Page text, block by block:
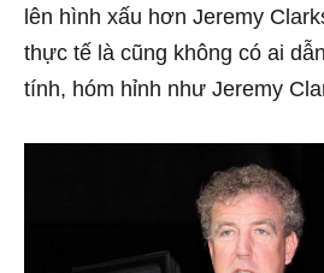
lên hình xấu hơn Jeremy
thực tế là cũng không có ai
tính, hóm hỉnh như Jeremy